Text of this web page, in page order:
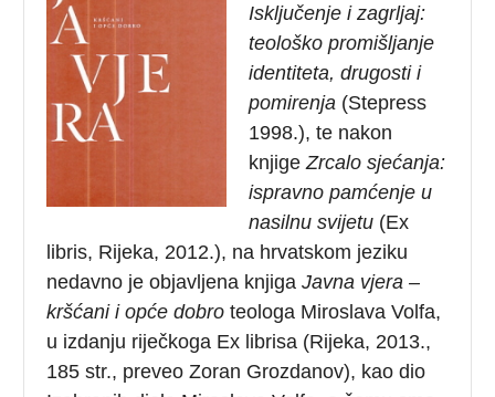
Isključenje i zagrljaj:
teološko promišljanje
identiteta, drugosti i
pomirenja (Stepress
1998.), te nakon
knjigeZrcalo sjećanja:
ispravno pamćenje u
nasilnu svijetu (Ex
libris, Rijeka, 2012.), na hrvatskom jeziku
nedavno je objavljena knjigaJavna vjera –
kršćani i opće dobro teologa Miroslava Volfa,
u izdanju riječkoga Ex librisa (Rijeka, 2013.,
185 str., preveo Zoran Grozdanov), kao dio